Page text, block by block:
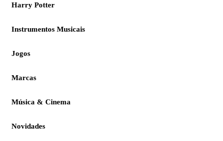
Harry Potter
Instrumentos Musicais
Jogos
Marcas
Música & Cinema
Novidades